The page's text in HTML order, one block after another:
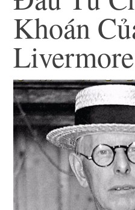
Khoán
Livermore